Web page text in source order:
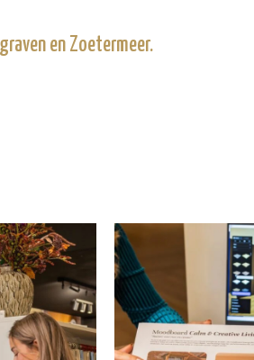
en Zoetermeer.